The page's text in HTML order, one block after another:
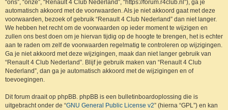
“ons”, “onze”, “Renault 4 Club Nederland”, “https://forum.r4club.nl”), ga je
automatisch akkoord met de voorwaarden. Als je niet akkoord gaat met deze
voorwaarden, bezoek of gebruik “Renault 4 Club Nederland” dan niet langer.
We hebben het recht om de voorwaarden op ieder moment te wijzigen en
zullen ons best doen om je hiervan tijdig op de hoogte te brengen, het is echter
aan te raden om zelf de voorwaarden regelmatig te controleren op wijzigingen.
Ga je niet akkoord met deze wijzigingen, maak dan niet langer gebruik van
“Renault 4 Club Nederland”. Blijf je gebruik maken van “Renault 4 Club
Nederland”, dan ga je automatisch akkoord met de wijzigingen en of
toevoegingen.
Dit forum draait op phpBB. phpBB is een bulletinboardoplossing die is
uitgebracht onder de “GNU General Public License v2” (hierna “GPL”) en kan